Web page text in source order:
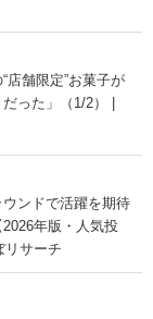
店舗限定”お菓子が
った」（1/2） |
ウンドで活躍を期待
年版・人気投
リサーチ